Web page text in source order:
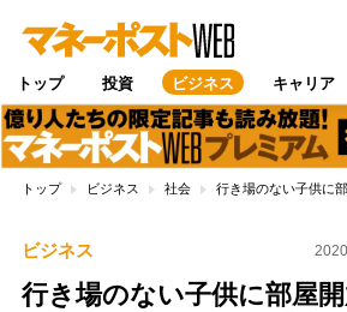
トップ 投資 ビジネス キャリア
トップ ビジネス 社会 行き場のない子供に
ビジネス
行き場のない子供に部屋